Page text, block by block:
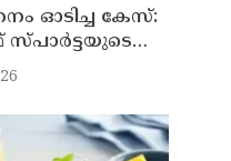
ഓടിച്ച കേസ്: